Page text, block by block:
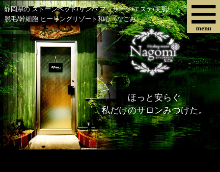
静岡県の ストーンベッド/リンパ マッサージ/エステ/美肌/
脱毛/幹細胞 ヒーリングリゾート和心（なごみ）
menu
ほっと安らぐ
私だけのサロンみつけた。